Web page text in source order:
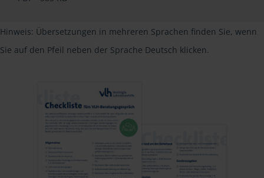
Hinweis: Übersetzungen in mehreren Sprachen finden Sie, wenn
Sie auf den Pfeil neben der Sprache Deutsch klicken.